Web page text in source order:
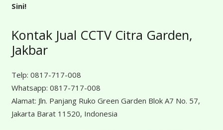
Sini!
Kontak Jual CCTV Citra Garden,
Jakbar
Telp: 0817-717-008
Whatsapp: 0817-717-008
Alamat: Jln. Panjang Ruko Green Garden Blok A7 No. 57,
Jakarta Barat 11520, Indonesia